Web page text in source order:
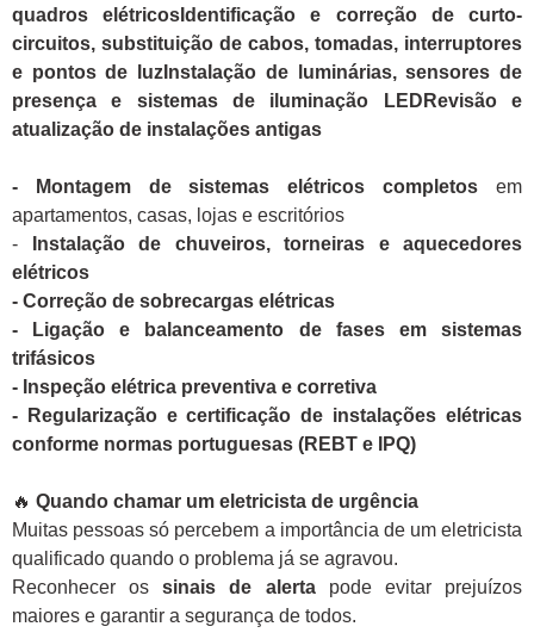
quadros elétricosIdentificação e correção de curto-
circuitos, substituição de cabos, tomadas, interruptores
e pontos de luzInstalação de luminárias, sensores de
presença e sistemas de iluminação LEDRevisão e
atualização de instalações antigas
- Montagem de sistemas elétricos completos em
apartamentos, casas, lojas e escritórios
-
Instalação de chuveiros, torneiras e aquecedores
elétricos
- Correção de sobrecargas elétricas
- Ligação e balanceamento de fases em sistemas
trifásicos
- Inspeção elétrica preventiva e corretiva
- Regularização e certificação de instalações elétricas
conforme normas portuguesas (REBT e IPQ)
🔥 Quando chamar um eletricista de urgência
Muitas pessoas só percebem a importância de um eletricista
qualificado quando o problema já se agravou.
Reconhecer ossinais de alertapode evitar prejuízos
maiores e garantir a segurança de todos.